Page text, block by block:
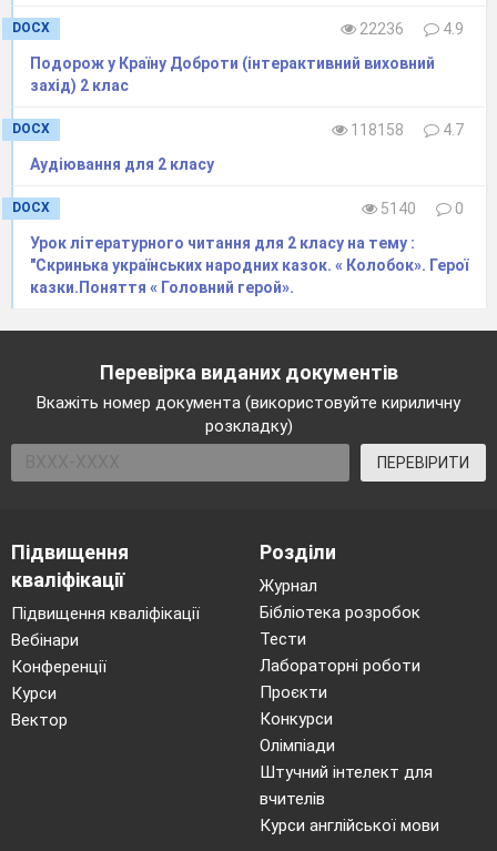
DOCX 22236
4.9
Подорож у Країну Доброти (інтерактивний виховний
захід) 2 клас
DOCX 118158
4.7
Аудіювання для 2 класу
DOCX 5140
0
Урок літературного читання для 2 класу на тему :
"Скринька українських народних казок. « Колобок». Герої
казки.Поняття « Головний герой».
Перевірка виданих документів
Вкажіть номер документа (використовуйте кириличну
розкладку)
ПЕРЕВІРИТИ
Підвищення
кваліфікації
Підвищення кваліфікації
Вебінари
Конференції
Курси
Вектор
Розділи
Журнал
Бібліотека розробок
Тести
Лабораторні роботи
Проєкти
Конкурси
Олімпіади
Штучний інтелект для
вчителів
Курси англійської мови